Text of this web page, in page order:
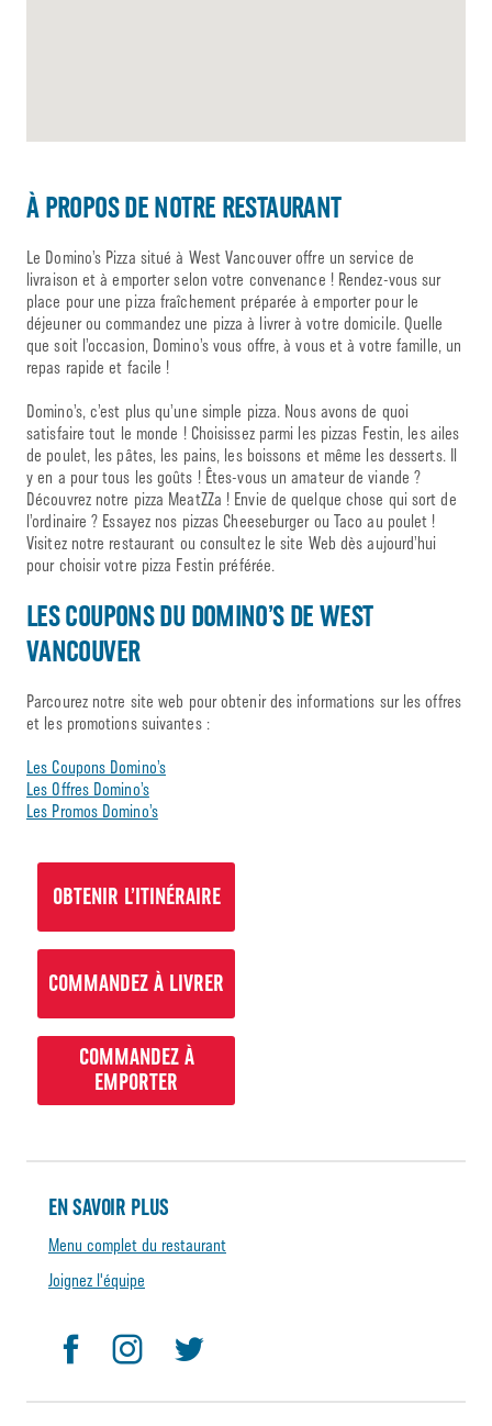
À PROPOS DE NOTRE RESTAURANT
Le Domino’s Pizza situé à West Vancouver offre un service de
livraison et à emporter selon votre convenance ! Rendez-vous sur
place pour une pizza fraîchement préparée à emporter pour le
déjeuner ou commandez une pizza à livrer à votre domicile. Quelle
que soit l’occasion, Domino’s vous offre, à vous et à votre famille, un
repas rapide et facile !
Domino’s, c’est plus qu’une simple pizza. Nous avons de quoi
satisfaire tout le monde ! Choisissez parmi les pizzas Festin, les ailes
de poulet, les pâtes, les pains, les boissons et même les desserts. Il
y en a pour tous les goûts ! Êtes-vous un amateur de viande ?
Découvrez notre pizza MeatZZa ! Envie de quelque chose qui sort de
l’ordinaire ? Essayez nos pizzas Cheeseburger ou Taco au poulet !
Visitez notre restaurant ou consultez le site Web dès aujourd’hui
pour choisir votre pizza Festin préférée.
LES COUPONS DU DOMINO’S DE WEST
VANCOUVER
Parcourez notre site web pour obtenir des informations sur les offres
et les promotions suivantes :
Les Coupons Domino’s
Les Offres Domino’s
Les Promos Domino’s
OBTENIR L’ITINÉRAIRE
COMMANDEZ À LIVRER
COMMANDEZ À
EMPORTER
EN SAVOIR PLUS
Menu complet du restaurant
Joignez l'équipe